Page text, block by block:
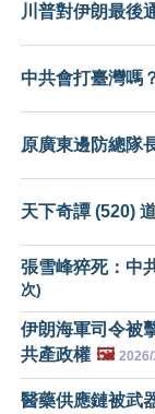
川普對伊朗最後
中共會打臺灣嗎
原廣東邊防總隊
天下奇譚 (520)
張雪峰猝死：中
次)
伊朗海軍司令被
共產政權 🖼️ 2026/
醫藥供應鏈被武